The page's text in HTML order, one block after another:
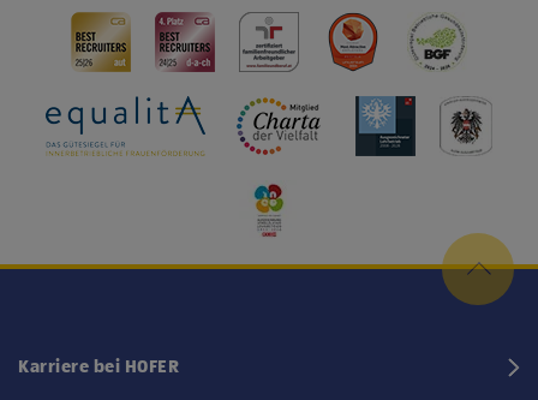
Karriere bei HOFER